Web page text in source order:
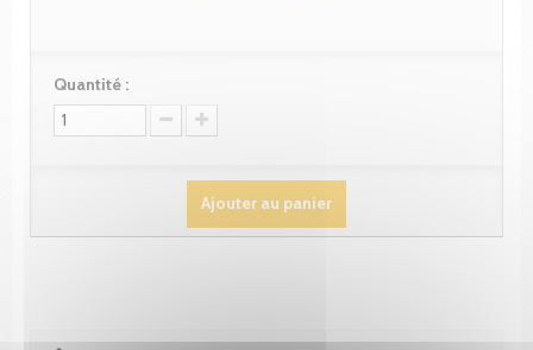
Quantité :
Ajouter au panier